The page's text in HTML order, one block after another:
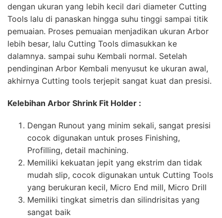
dengan ukuran yang lebih kecil dari diameter Cutting
Tools lalu di panaskan hingga suhu tinggi sampai titik
pemuaian. Proses pemuaian menjadikan ukuran Arbor
lebih besar, lalu Cutting Tools dimasukkan ke
dalamnya. sampai suhu Kembali normal. Setelah
pendinginan Arbor Kembali menyusut ke ukuran awal,
akhirnya Cutting tools terjepit sangat kuat dan presisi.
Kelebihan Arbor Shrink Fit Holder :
Dengan Runout yang minim sekali, sangat presisi
cocok digunakan untuk proses Finishing,
Profilling, detail machining.
Memiliki kekuatan jepit yang ekstrim dan tidak
mudah slip, cocok digunakan untuk Cutting Tools
yang berukuran kecil, Micro End mill, Micro Drill
Memiliki tingkat simetris dan silindrisitas yang
sangat baik